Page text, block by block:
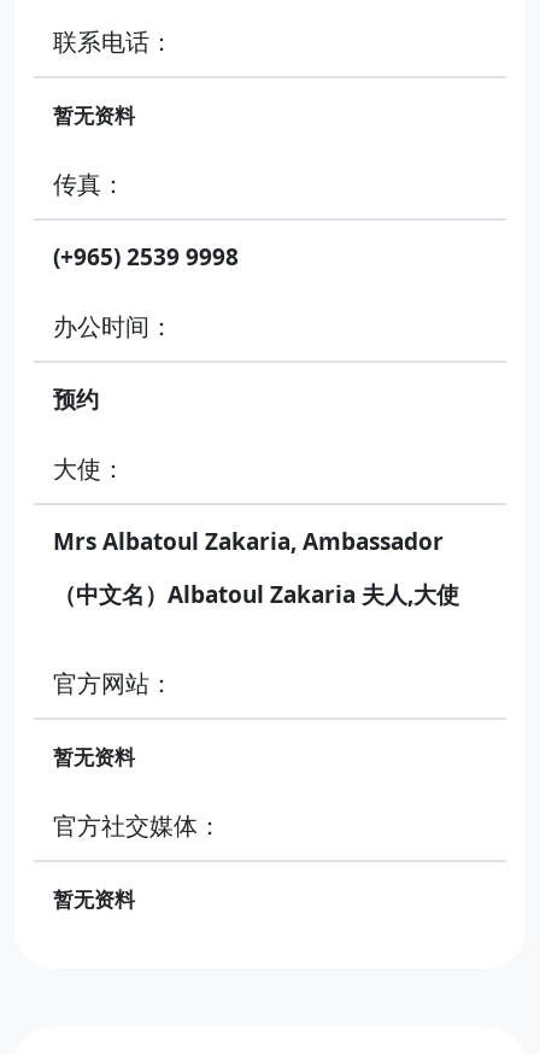
联系电话：
暂无资料
传真：
(+965) 2539 9998
办公时间：
预约
大使：
Mrs Albatoul Zakaria, Ambassador
（中文名）Albatoul Zakaria 夫人,大使
官方网站：
暂无资料
官方社交媒体：
暂无资料